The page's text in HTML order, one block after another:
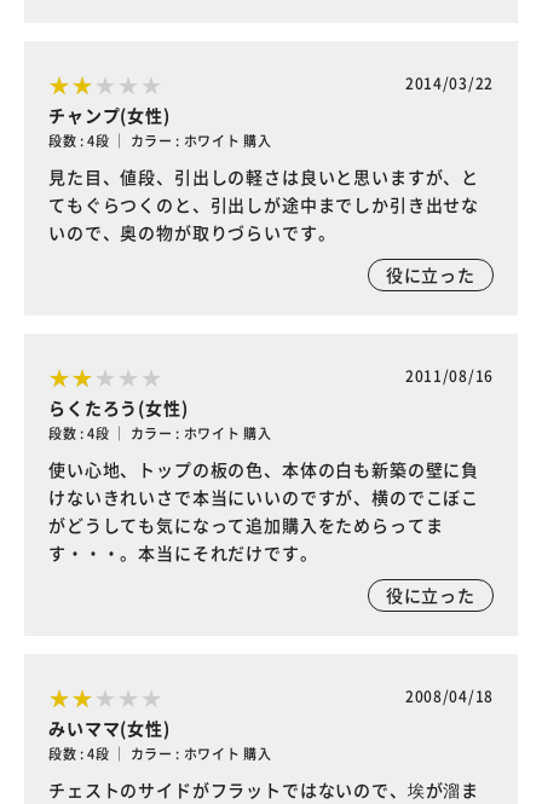
2014/03/22
チャンプ(女性)
段数 : 4段 ｜ カラー : ホワイト 購入
見た目、値段、引出しの軽さは良いと思いますが、と
てもぐらつくのと、引出しが途中までしか引き出せな
いので、奥の物が取りづらいです。
役に立った
2011/08/16
らくたろう(女性)
段数 : 4段 ｜ カラー : ホワイト 購入
使い心地、トップの板の色、本体の白も新築の壁に負
けないきれいさで本当にいいのですが、横のでこぼこ
がどうしても気になって追加購入をためらってま
す・・・。本当にそれだけです。
役に立った
2008/04/18
みいママ(女性)
段数 : 4段 ｜ カラー : ホワイト 購入
チェストのサイドがフラットではないので、埃が溜ま